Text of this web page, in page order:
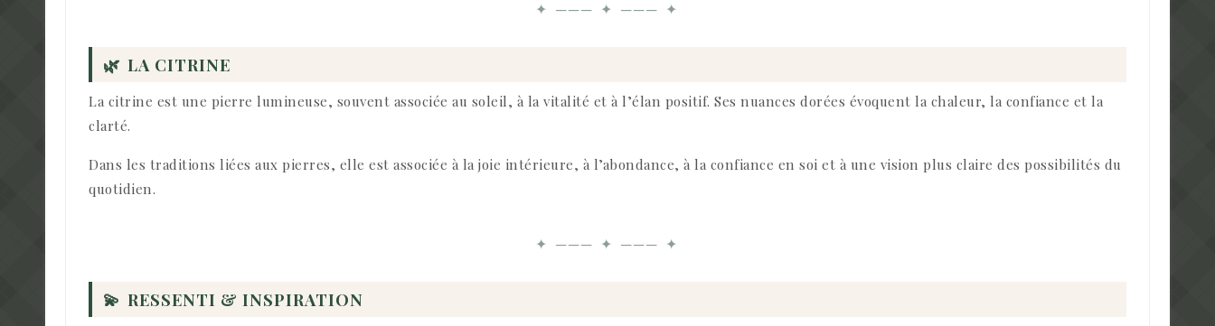
✦ ─── ✦ ─── ✦
🌿 LA CITRINE
La citrine est une pierre lumineuse, souvent associée au soleil, à la vitalité et à l’élan positif. Ses nuances dorées évoquent la chaleur, la confiance et la
clarté.
Dans les traditions liées aux pierres, elle est associée à la joie intérieure, à l’abondance, à la confiance en soi et à une vision plus claire des possibilités du
quotidien.
✦ ─── ✦ ─── ✦
💫 RESSENTI & INSPIRATION